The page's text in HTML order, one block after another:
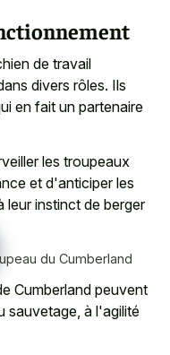
de travail
divers rôles. Ils
en fait un partenaire
les troupeaux
et d'anticiper les
leur instinct de berger
du Cumberland
Cumberland peuvent
sauvetage, à l'agilité